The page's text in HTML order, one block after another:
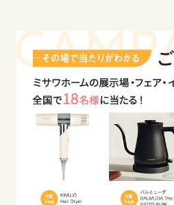
長野県
東海エリア
岐阜県
静岡県